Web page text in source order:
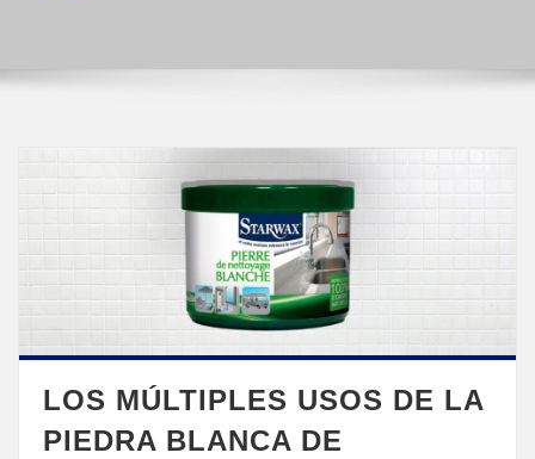
LOS MÚLTIPLES USOS DE LA
PIEDRA BLANCA DE